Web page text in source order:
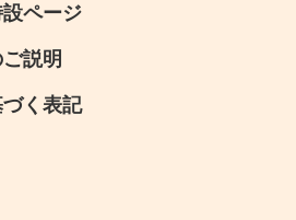
ページ
説明
く表記